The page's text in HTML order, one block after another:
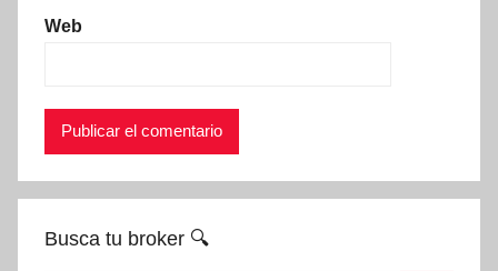
Web
Busca tu broker 🔍